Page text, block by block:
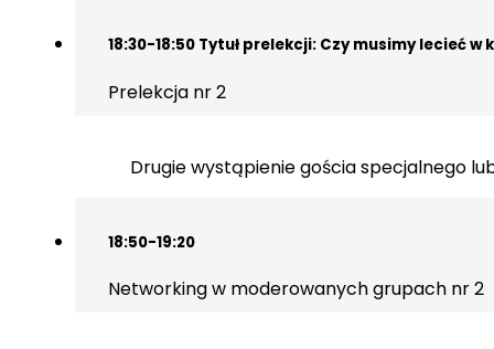
18:30-18:50 Tytuł prelekcji: Czy musimy lecieć
Prelekcja nr 2
Drugie wystąpienie gościa specjalnego
18:50-19:20
Networking w moderowanych grupach nr 2